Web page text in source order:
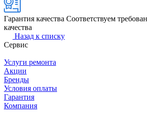
Гарантия качества Соответствуем
качества
Назад к списку
Сервис
Услуги ремонта
Акции
Бренды
Условия оплаты
Гарантия
Компания